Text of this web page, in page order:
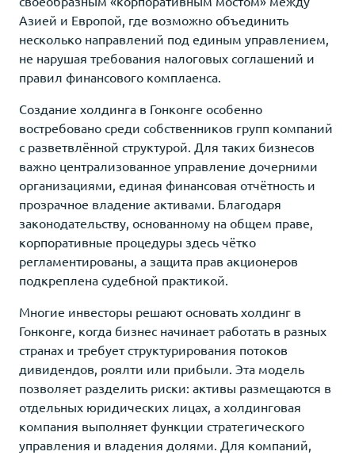
Азией и Европой, где возможно объединить
несколько направлений под единым управлением,
не нарушая требования налоговых соглашений и
правил финансового комплаенса.
Создание холдинга в Гонконге особенно
востребовано среди собственников групп компаний
с разветвлённой структурой. Для таких бизнесов
важно централизованное управление дочерними
организациями, единая финансовая отчётность и
прозрачное владение активами. Благодаря
законодательству, основанному на общем праве,
корпоративные процедуры здесь чётко
регламентированы, а защита прав акционеров
подкреплена судебной практикой.
Многие инвесторы решают основать холдинг в
Гонконге, когда бизнес начинает работать в разных
странах и требует структурирования потоков
дивидендов, роялти или прибыли. Эта модель
позволяет разделить риски: активы размещаются в
отдельных юридических лицах, а холдинговая
компания выполняет функции стратегического
управления и владения долями. Для компаний,